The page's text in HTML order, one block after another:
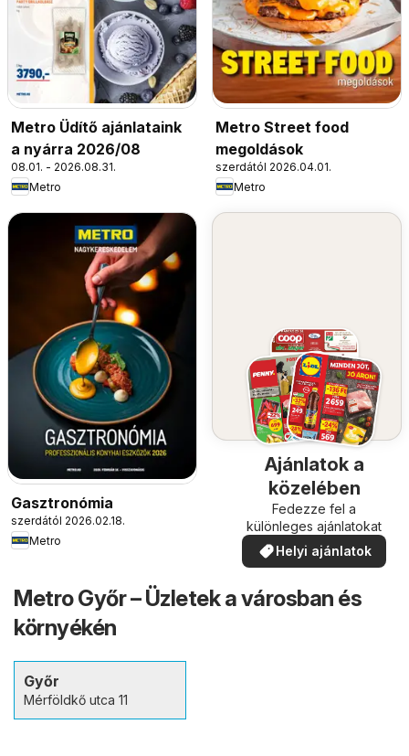
Metro Üdítő ajánlataink
a nyárra 2026/08
08.01. - 2026.08.31.
Metro
Metro Street food
megoldások
szerdától 2026.04.01.
Metro
Gasztronómia
szerdától 2026.02.18.
Metro
Ajánlatok a
közelében
Fedezze fel a
különleges ajánlatokat
Helyi ajánlatok
Metro Győr – Üzletek a városban és
környékén
Győr
Mérföldkő utca 11